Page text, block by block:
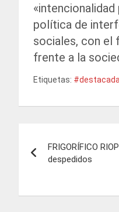
política de
sociales, con el
frente a la
Etiquetas:
de
FRIGORÍFICO
despedidos